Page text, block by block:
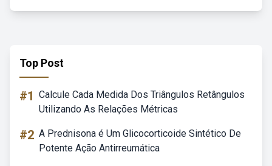
Top Post
#1 Calcule Cada Medida Dos Triângulos Retângulos
Utilizando As Relações Métricas
#2 A Prednisona é Um Glicocorticoide Sintético De
Potente Ação Antirreumática